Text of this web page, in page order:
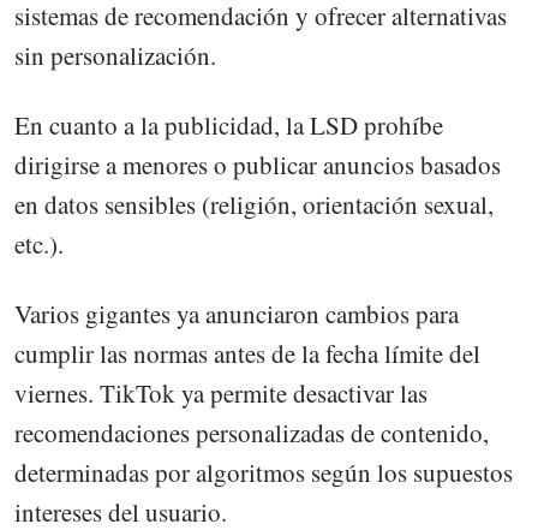
sistemas de recomendación y ofrecer alternativas
sin personalización.
En cuanto a la publicidad, la LSD prohíbe
dirigirse a menores o publicar anuncios basados
en datos sensibles (religión, orientación sexual,
etc.).
Varios gigantes ya anunciaron cambios para
cumplir las normas antes de la fecha límite del
viernes. TikTok ya permite desactivar las
recomendaciones personalizadas de contenido,
determinadas por algoritmos según los supuestos
intereses del usuario.